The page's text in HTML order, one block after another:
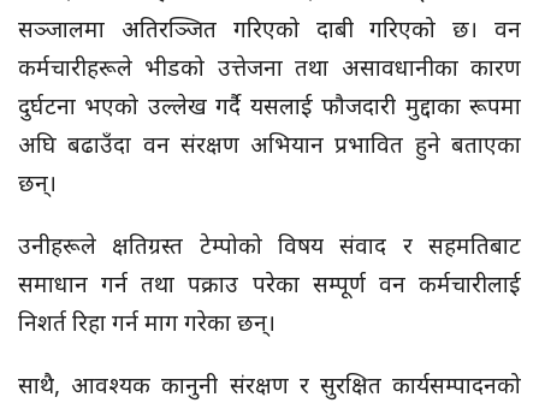
सञ्जालमा अतिरञ्जित गरिएको दाबी गरिएको छ। वन
कर्मचारीहरूले भीडको उत्तेजना तथा असावधानीका कारण
दुर्घटना भएको उल्लेख गर्दै यसलाई फौजदारी मुद्दाका रूपमा
अघि बढाउँदा वन संरक्षण अभियान प्रभावित हुने बताएका
छन्।
उनीहरूले क्षतिग्रस्त टेम्पोको विषय संवाद र सहमतिबाट
समाधान गर्न तथा पक्राउ परेका सम्पूर्ण वन कर्मचारीलाई
निशर्त रिहा गर्न माग गरेका छन्।
साथै, आवश्यक कानुनी संरक्षण र सुरक्षित कार्यसम्पादनको